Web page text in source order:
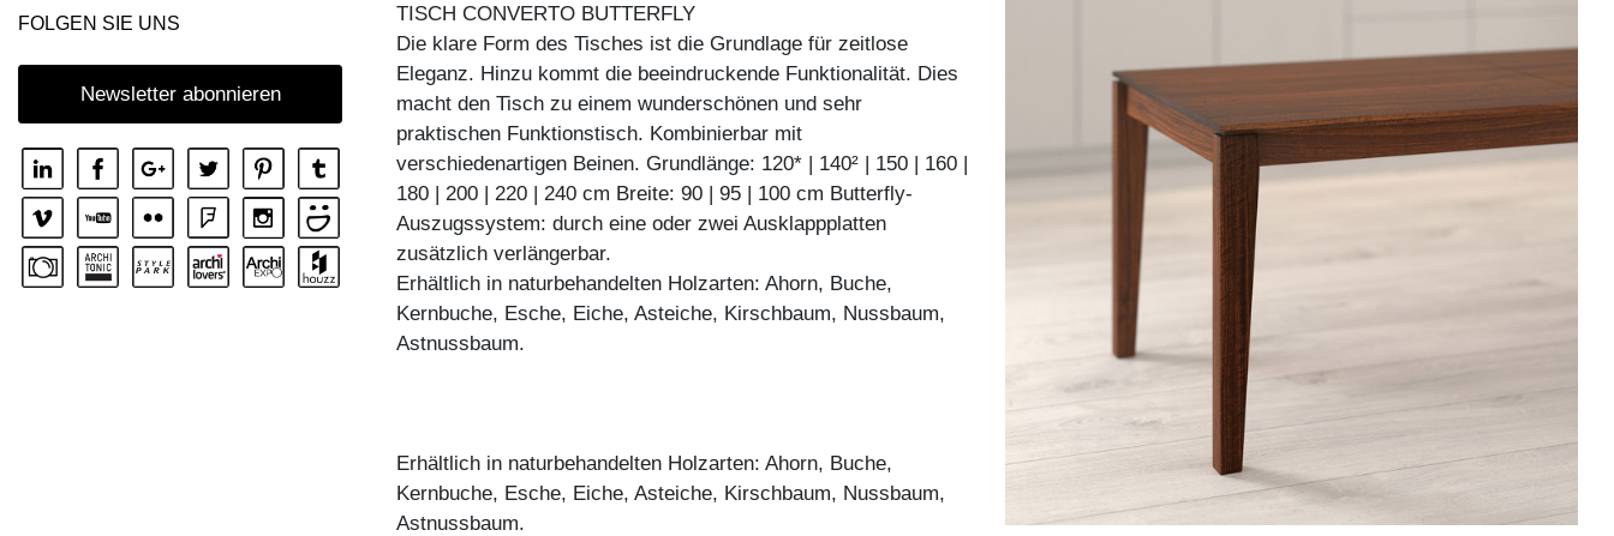
FOLGEN SIE UNS
Newsletter abonnieren
TISCH CONVERTO BUTTERFLY
Die klare Form des Tisches ist die Grundlage für zeitlose
Eleganz. Hinzu kommt die beeindruckende Funktionalität. Dies
macht den Tisch zu einem wunderschönen und sehr
praktischen Funktionstisch. Kombinierbar mit
verschiedenartigen Beinen. Grundlänge: 120* | 140² | 150 | 160 |
180 | 200 | 220 | 240 cm Breite: 90 | 95 | 100 cm Butterfly-
Auszugssystem: durch eine oder zwei Ausklappplatten
zusätzlich verlängerbar.
Erhältlich in naturbehandelten Holzarten: Ahorn, Buche,
Kernbuche, Esche, Eiche, Asteiche, Kirschbaum, Nussbaum,
Astnussbaum.
Erhältlich in naturbehandelten Holzarten: Ahorn, Buche,
Kernbuche, Esche, Eiche, Asteiche, Kirschbaum, Nussbaum,
Astnussbaum.